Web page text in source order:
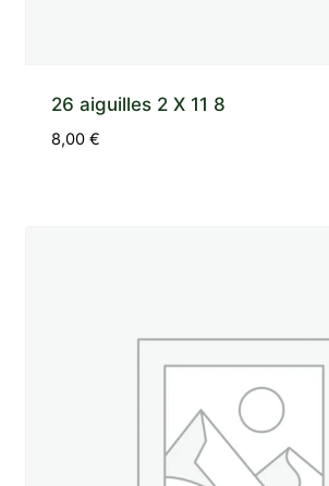
26 aiguilles 2 X 11 8
8,00€